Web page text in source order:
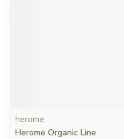
herome
Herome Organic Line